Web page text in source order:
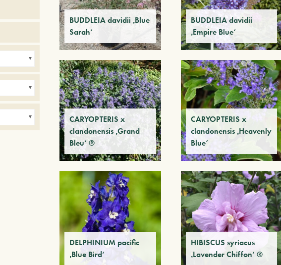
BUDDLEIA davidii ‚Blue
Sarah‘
BUDDLEIA davidii
‚Empire Blue‘
CARYOPTERIS x
clandonensis ‚Grand
Bleu‘ ®
CARYOPTERIS x
clandonensis ‚Heavenly
Blue‘
DELPHINIUM pacific
‚Blue Bird‘
HIBISCUS syriacus
‚Lavender Chiffon‘ ®